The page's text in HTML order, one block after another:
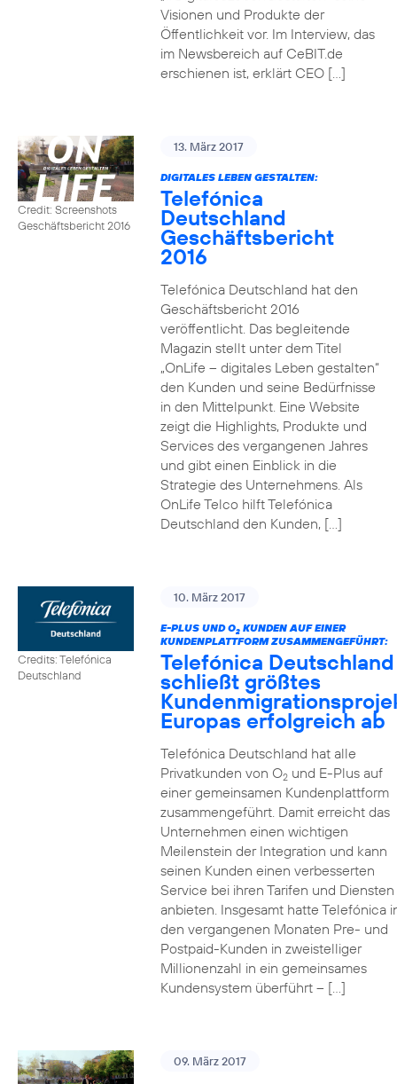
Visionen und Produkte der
Öffentlichkeit vor. Im Interview, das
im Newsbereich auf CeBIT.de
erschienen ist, erklärt CEO […]
Credit: Screenshots
Geschäftsbericht 2016
13. März 2017
DIGITALES LEBEN GESTALTEN:
Telefónica
Deutschland
Geschäftsbericht
2016
Telefónica Deutschland hat den
Geschäftsbericht 2016
veröffentlicht. Das begleitende
Magazin stellt unter dem Titel
„OnLife – digitales Leben gestalten“
den Kunden und seine Bedürfnisse
in den Mittelpunkt. Eine Website
zeigt die Highlights, Produkte und
Services des vergangenen Jahres
und gibt einen Einblick in die
Strategie des Unternehmens. Als
OnLife Telco hilft Telefónica
Deutschland den Kunden, […]
Credits: Telefónica
Deutschland
10. März 2017
E-PLUS UND O2KUNDEN AUF EINER
KUNDENPLATTFORM ZUSAMMENGEFÜHRT:
Telefónica Deutschland
schließt größtes
Europas erfolgreich ab
Telefónica Deutschland hat alle
Privatkunden von O2und E-Plus auf
einer gemeinsamen Kundenplattform
zusammengeführt. Damit erreicht das
Unternehmen einen wichtigen
Meilenstein der Integration und kann
seinen Kunden einen verbesserten
Service bei ihren Tarifen und Diensten
anbieten. Insgesamt hatte Telefónica
den vergangenen Monaten Pre- und
Postpaid-Kunden in zweistelliger
Millionenzahl in ein gemeinsames
Kundensystem überführt – […]
09. März 2017